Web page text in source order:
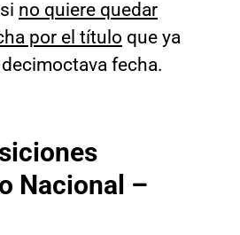
si no quiere quedar
por el título que ya
fecha.
Nacional –